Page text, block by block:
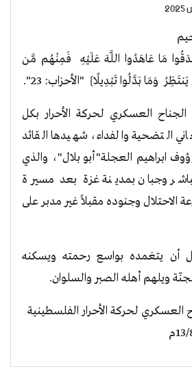
مَا عَاهَدُوا اللَّهَ عَلَيْهِ فَمِنْهُم مَّن
وَمَا بَدَّلُوا تَبْدِيلًا} "الأحزاب: 23".
الجناح العسكري لحركة الأحرار بكل
التضحية والفداء، شهيدها القائد
ابراهيم العجلة"أبو بلال"، والذي
وجبان بمدينة غزة بعد مسيرة
الاحتلال وجنوده مقبلاً غير مدبر على
أن يتغمده بواسع رحمته ويسكنه
ويلهم أهله الصبر والسلوان.
العسكري لحركة الأحرار الفلسطينية